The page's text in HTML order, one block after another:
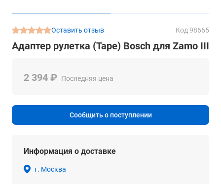
Оставить отзыв Код 98665
Адаптер рулетка (Tape) Bosch для Zamo III
2 394 ₽ Последняя цена
Сообщить о поступлении
Информация о доставке
г. Москва